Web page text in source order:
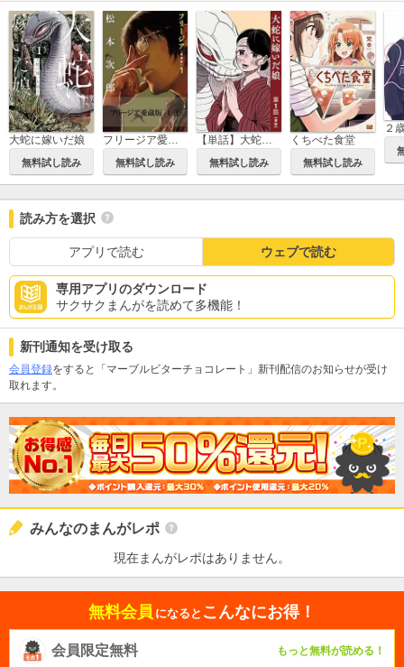
大蛇に嫁いだ娘
無料試し読み
フリージア愛蔵版
無料試し読み
【単話】大蛇に嫁いだ娘
無料試し読み
くちべた食堂
無料試し読み
読み方を選択
アプリで読む ウェブで読む
専用アプリのダウンロード
サクサクまんがを読めて多機能！
新刊通知を受け取る
会員登録をすると「マーブルビターチョコレート」新刊配信のお知らせが受け
取れます。
みんなのまんがレポ
現在まんがレポはありません。
無料会員 になると こんなにお得！
会員限定無料 もっと無料が読める！